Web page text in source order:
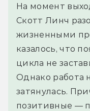
На момент
Скотт Линч
жизненными
казалось, что
цикла не
Однако работа
затянулась.
позитивные —